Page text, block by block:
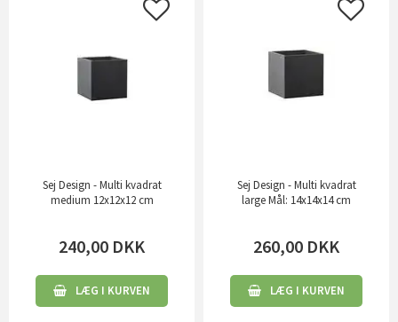
Sej Design - Multi kvadrat
medium 12x12x12 cm
240,00 DKK
LÆG I KURVEN
Sej Design - Multi kvadrat
large Mål: 14x14x14 cm
260,00 DKK
LÆG I KURVEN